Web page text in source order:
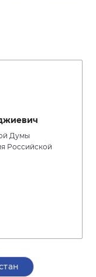
Думы
Российской